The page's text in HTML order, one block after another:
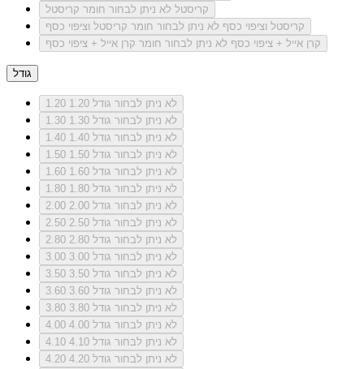
קריסטל לא ניתן לבחור חומר קריסטל
קריסטל וציפוי כסף לא ניתן לבחור חומר קריסטל וציפוי כסף
קרן אייל + ציפוי כסף לא ניתן לבחור חומר קרן אייל + ציפוי כסף
גודל
1.20
לא ניתן לבחור גודל 1.20
1.30
לא ניתן לבחור גודל 1.30
1.40
לא ניתן לבחור גודל 1.40
1.50
לא ניתן לבחור גודל 1.50
1.60
לא ניתן לבחור גודל 1.60
1.80
לא ניתן לבחור גודל 1.80
2.00
לא ניתן לבחור גודל 2.00
2.50
לא ניתן לבחור גודל 2.50
2.80
לא ניתן לבחור גודל 2.80
3.00
לא ניתן לבחור גודל 3.00
3.50
לא ניתן לבחור גודל 3.50
3.60
לא ניתן לבחור גודל 3.60
3.80
לא ניתן לבחור גודל 3.80
4.00
לא ניתן לבחור גודל 4.00
4.10
לא ניתן לבחור גודל 4.10
4.20
לא ניתן לבחור גודל 4.20